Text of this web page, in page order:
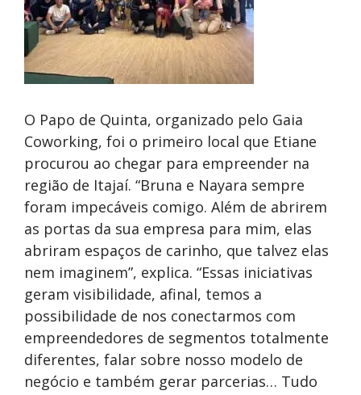
O Papo de Quinta, organizado pelo Gaia
Coworking, foi o primeiro local que Etiane
procurou ao chegar para empreender na
região de Itajaí. “Bruna e Nayara sempre
foram impecáveis comigo. Além de abrirem
as portas da sua empresa para mim, elas
abriram espaços de carinho, que talvez elas
nem imaginem”, explica. “Essas iniciativas
geram visibilidade, afinal, temos a
possibilidade de nos conectarmos com
empreendedores de segmentos totalmente
diferentes, falar sobre nosso modelo de
negócio e também gerar parcerias… Tudo